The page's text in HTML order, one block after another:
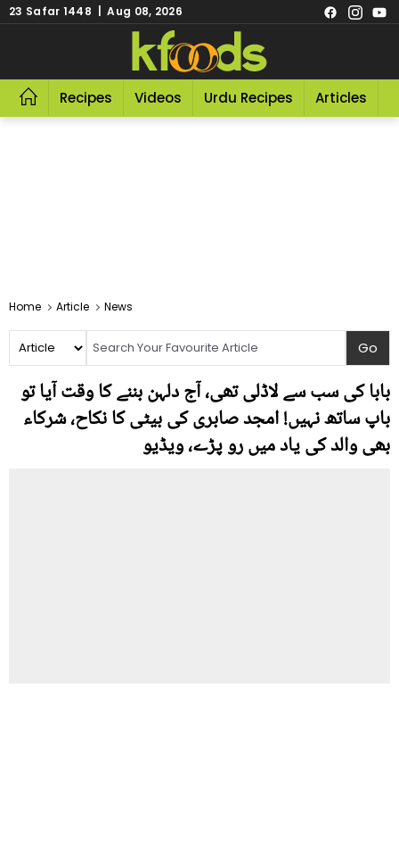
23 Safar 1448 | Aug 08, 2026
Recipes Videos Urdu Recipes Articles
Home Article News
بابا کی سب سے لاڈلی تھی، آج دلہن بننے کا وقت آیا تو
باپ ساتھ نہیں! امجد صابری کی بیٹی کا نکاح، شرکاء
بھی والد کی یاد میں رو پڑے، ویڈیو